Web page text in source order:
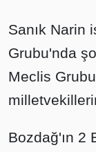
Sanık Narin
Grubu'nda
Meclis
Bozdağ'ın 2